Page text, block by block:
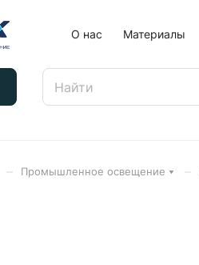
О нас Материалы
Промышленное освещение